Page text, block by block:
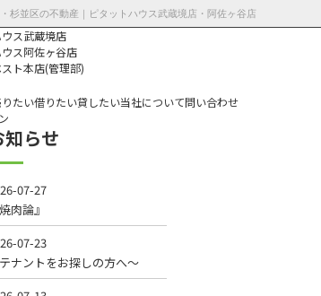
杉並区の不動産｜ピタットハウス武蔵境店・阿佐ヶ谷店
ス武蔵境店
ス阿佐ヶ谷店
ト本店(管理部)
たい借りたい貸したい当社について問い合わせ
知らせ